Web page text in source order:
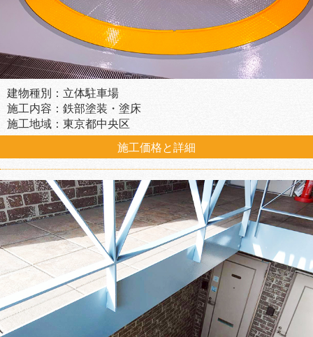
建物種別：立体駐車場
施工内容：鉄部塗装・塗床
施工地域：東京都中央区
施工価格と詳細